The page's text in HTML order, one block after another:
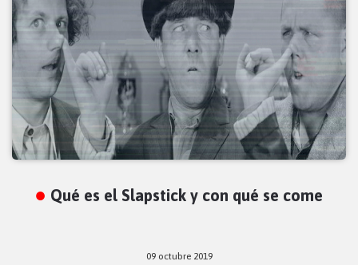
Qué es el Slapstick y con qué se come
09 octubre 2019